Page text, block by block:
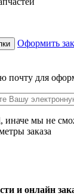
Оформить
почту для
иначе мы не
заказа
и онлайн